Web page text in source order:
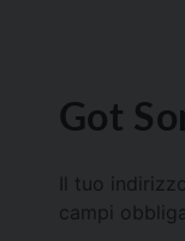
Got
Il tuo
campi